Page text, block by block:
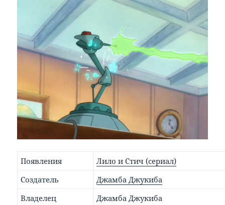
Появления
Лило и Стич (сериал)
Создатель
Джамба Джукиба
Владелец
Джамба Джукиба